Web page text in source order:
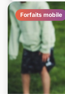
Forfaits mobile